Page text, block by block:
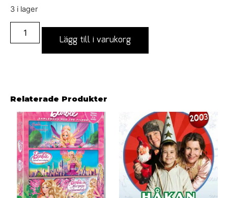
3 i lager
Lägg till i varukorg
Relaterade Produkter